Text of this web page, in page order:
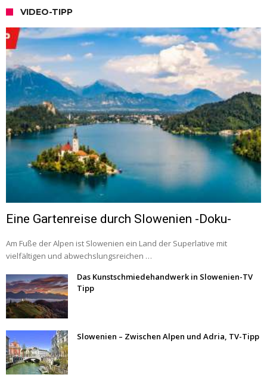
VIDEO-TIPP
Eine Gartenreise durch Slowenien -Doku-
Am Fuße der Alpen ist Slowenien ein Land der Superlative mit
vielfältigen und abwechslungsreichen …
Das Kunstschmiedehandwerk in Slowenien-TV
Tipp
Slowenien – Zwischen Alpen und Adria, TV-Tipp